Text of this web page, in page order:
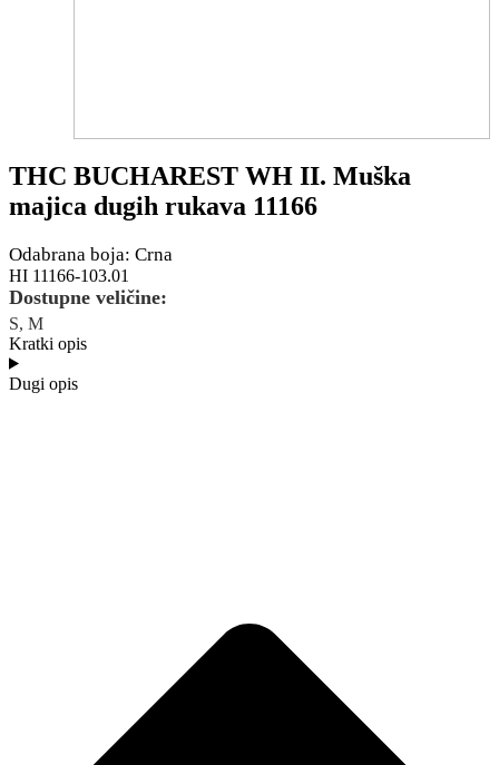
THC BUCHAREST WH II. Muška
majica dugih rukava 11166
Odabrana boja: Crna
HI 11166-103.01
Dostupne veličine:
S, M
Kratki opis
Dugi opis